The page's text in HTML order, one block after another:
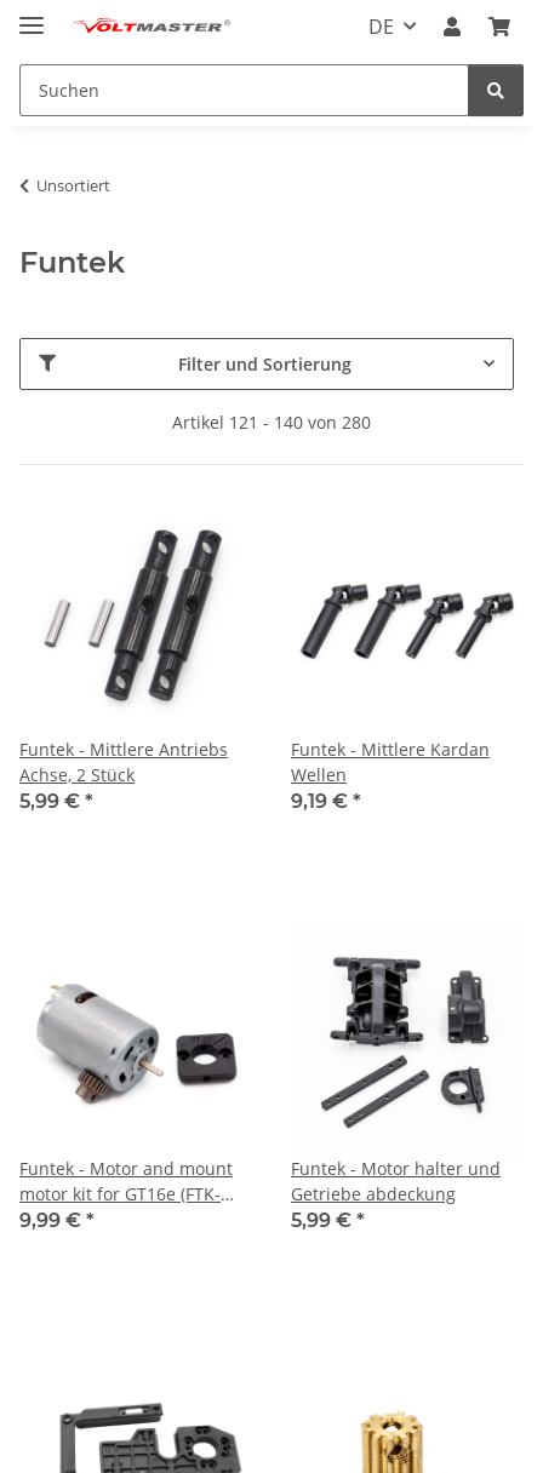
DE
Unsortiert
Funtek
Filter und Sortierung
Artikel 121 - 140 von 280
Funtek - Mittlere Antriebs
Achse, 2 Stück
5,99 € *
Funtek - Mittlere Kardan
Wellen
9,19 € *
Funtek - Motor and mount
motor kit for GT16e (FTK-
24010)
9,99 € *
Funtek - Motor halter und
Getriebe abdeckung
5,99 € *